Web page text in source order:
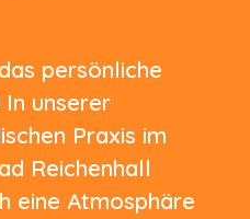
persönliche
In unserer
Praxis im
Reichenhall
eine Atmosphäre